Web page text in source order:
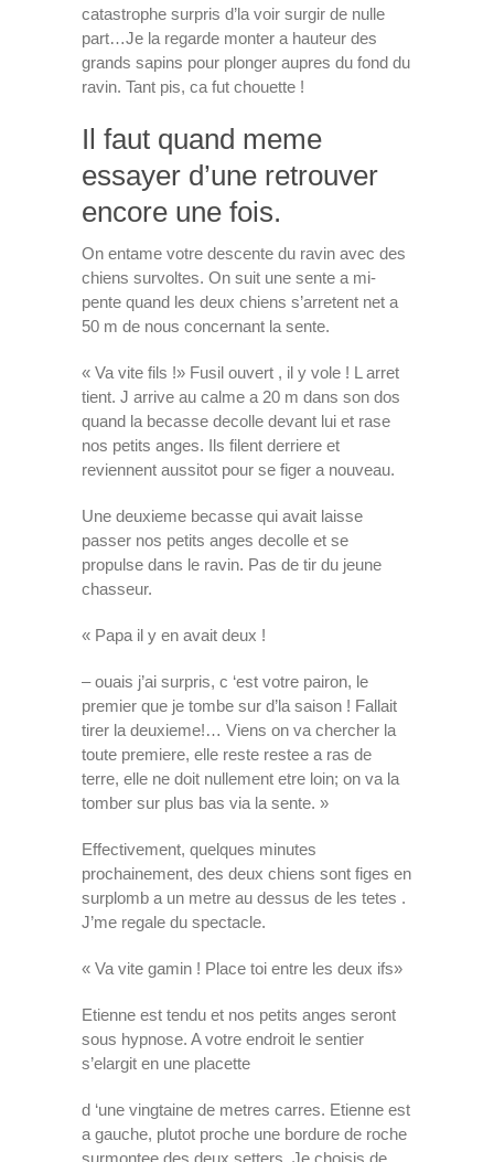
catastrophe surpris d’la voir surgir de nulle
part…Je la regarde monter a hauteur des
grands sapins pour plonger aupres du fond du
ravin. Tant pis, ca fut chouette !
Il faut quand meme
essayer d’une retrouver
encore une fois.
On entame votre descente du ravin avec des
chiens survoltes. On suit une sente a mi-
pente quand les deux chiens s’arretent net a
50 m de nous concernant la sente.
« Va vite fils !» Fusil ouvert , il y vole ! L arret
tient. J arrive au calme a 20 m dans son dos
quand la becasse decolle devant lui et rase
nos petits anges. Ils filent derriere et
reviennent aussitot pour se figer a nouveau.
Une deuxieme becasse qui avait laisse
passer nos petits anges decolle et se
propulse dans le ravin. Pas de tir du jeune
chasseur.
« Papa il y en avait deux !
– ouais j’ai surpris, c ‘est votre pairon, le
premier que je tombe sur d’la saison ! Fallait
tirer la deuxieme!… Viens on va chercher la
toute premiere, elle reste restee a ras de
terre, elle ne doit nullement etre loin; on va la
tomber sur plus bas via la sente. »
Effectivement, quelques minutes
prochainement, des deux chiens sont figes en
surplomb a un metre au dessus de les tetes .
J’me regale du spectacle.
« Va vite gamin ! Place toi entre les deux ifs»
Etienne est tendu et nos petits anges seront
sous hypnose. A votre endroit le sentier
s’elargit en une placette
d ‘une vingtaine de metres carres. Etienne est
a gauche, plutot proche une bordure de roche
surmontee des deux setters. Je choisis de